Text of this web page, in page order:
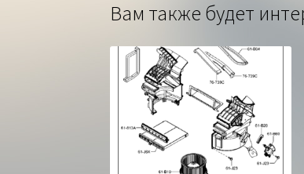
Вам также будет